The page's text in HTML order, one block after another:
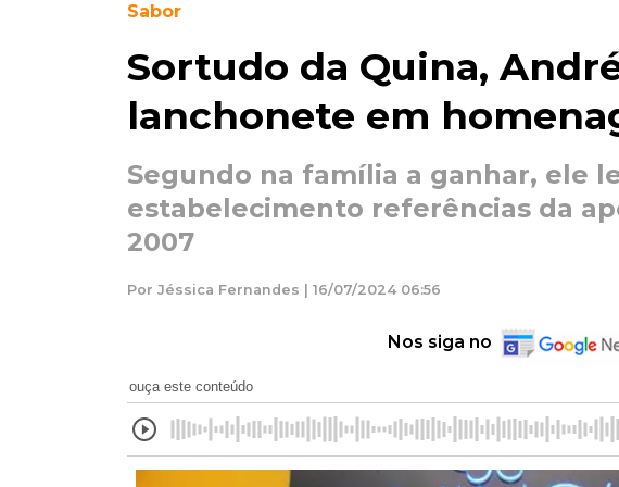
Sabor
Sortudo da Quina,
lanchonete em
Segundo na família a ganhar, ele
estabelecimento referências da
2007
Por Jéssica Fernandes | 16/07/2024 06:56
Nos siga no
ouça este conteúdo